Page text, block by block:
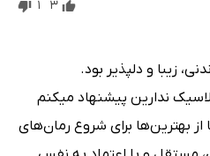
3
1
زیبا و دلپذیر بود.
ندارین پیشنهاد میکنم
از بهترین‌ها برای شروع رمان‌های